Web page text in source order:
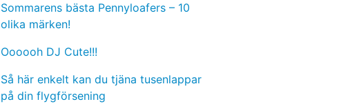
Sommarens bästa Pennyloafers – 10
olika märken!
Oooooh DJ Cute!!!
Så här enkelt kan du tjäna tusenlappar
på din flygförsening